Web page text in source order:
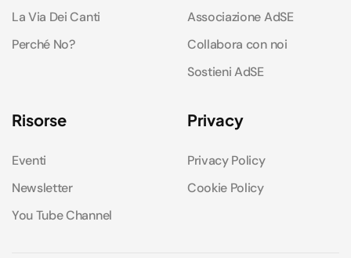
La Via Dei Canti
Perché No?
Associazione AdSE
Collabora con noi
Sostieni AdSE
Risorse
Eventi
Newsletter
You Tube Channel
Privacy
Privacy Policy
Cookie Policy